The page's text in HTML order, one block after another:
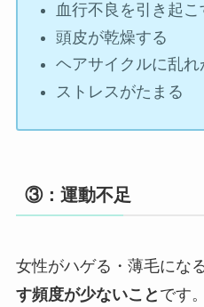
血行不良を引き起こ
頭皮が乾燥する
ヘアサイクルに乱れ
ストレスがたまる
③：運動不足
女性がハゲる・薄毛にな
す頻度が少ないこと です。